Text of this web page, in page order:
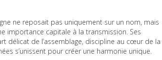
ne reposait pas uniquement sur un nom, mais
importance capitale à la transmission. Ses
délicat de l’assemblage, discipline au cœur de la
s’unissent pour créer une harmonie unique.